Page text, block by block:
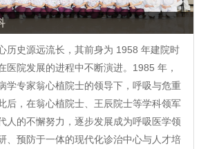
历史源远流长，其前身为 1958 年建院时
医院发展的进程中不断演进。1985 年，
学专家翁心植院士的领导下，呼吸与危重
后，在翁心植院士、王辰院士等学科领军
人的不懈努力，逐步发展成为呼吸医学领
、预防于一体的现代化诊治中心与人才培